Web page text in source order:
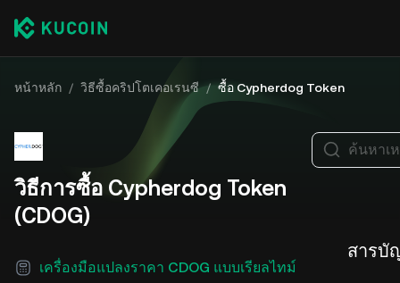
หน้าหลัก / วิธีซื้อคริปโตเคอเรนซี / ซื้อ Cypherdog Token
วิธีการซื้อ Cypherdog Token
(CDOG)
เครื่องมือแปลงราคา CDOG แบบเรียลไทม์
ค้นหาเ
สารบั